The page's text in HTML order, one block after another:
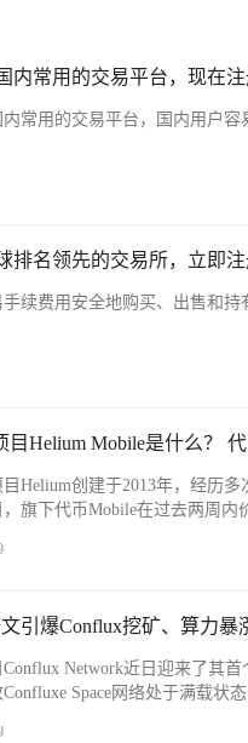
内常用的交易平台，现在
内常用的交易平台，国内用户
排名领先的交易所，立即
手续费用安全地购买、出售和
目Helium Mobile是什么？
目Helium创建于2013年，经历
旗下代币Mobile在过去两周
引爆Conflux挖矿、算力暴
Network近日迎来了其
Space网络处于满载状